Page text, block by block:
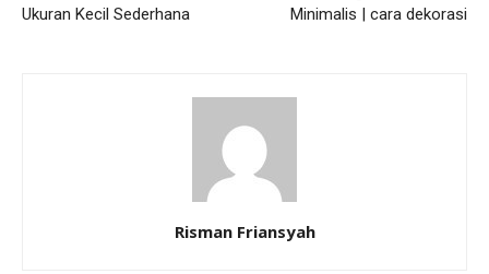
Ukuran Kecil Sederhana
Minimalis | cara dekorasi
Risman Friansyah